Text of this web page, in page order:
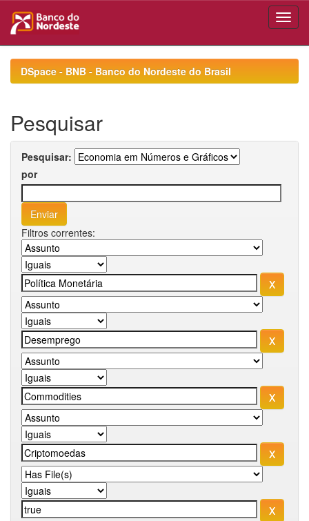
navigationDSpace - BNB - Banco do Nordeste do Brasil
Pesquisar
Pesquisar:
por
Filtros correntes: